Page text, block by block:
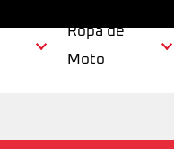
Ropa de
Moto